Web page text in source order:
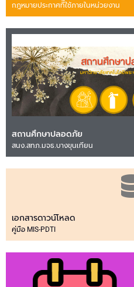
กฎหมายประกาศทีี่ใช้ภายในหน่วยงาน
สถานศึกษาปลอดภัย
สนง.สทภ.มจธ.บางขุนเทียน
เอกสารดาวน์โหลด
คู่มือ MIS-PDTI